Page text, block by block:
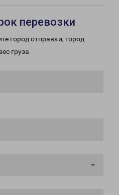
перевозки
город отправки, город
груза.